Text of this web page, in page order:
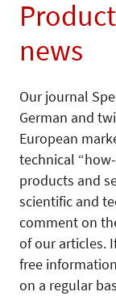
news
Our journal
German and
European
technical
products and
scientific and
comment on
of our articles.
free
on a regular